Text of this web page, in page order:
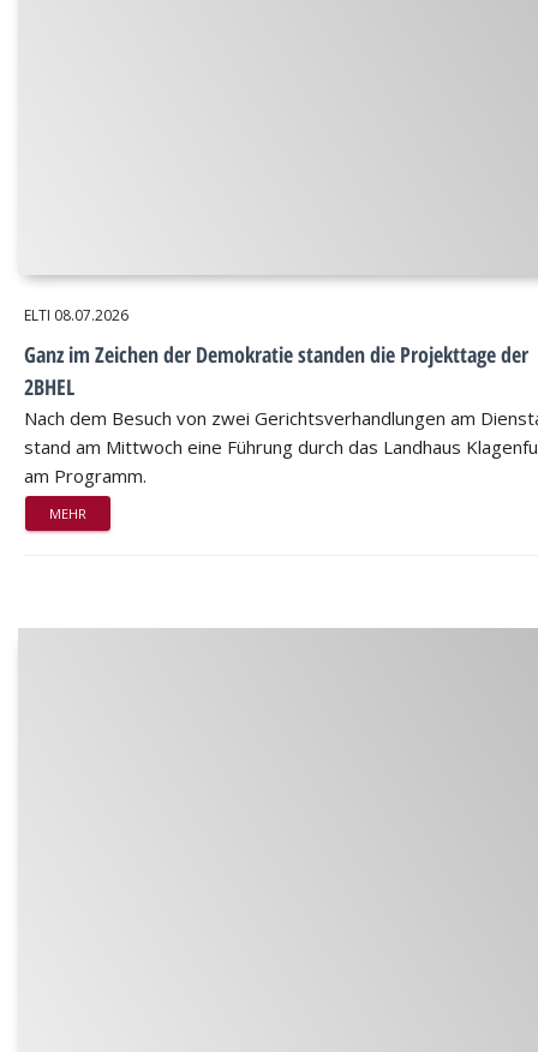
ELTI 08.07.2026
Ganz im Zeichen der Demokratie standen die Projekttage der
2BHEL
Nach dem Besuch von zwei Gerichtsverhandlungen am
stand am Mittwoch eine Führung durch das Landhaus
am Programm.
MEHR